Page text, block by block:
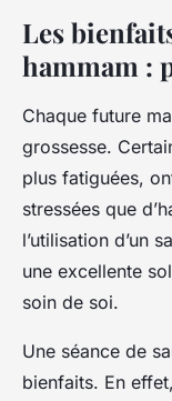
Les
hammam :
Chaque future
grossesse.
plus fatiguées,
stressées que
l’utilisation d’un
une excellente
soin de soi.
Une séance de
bienfaits. En